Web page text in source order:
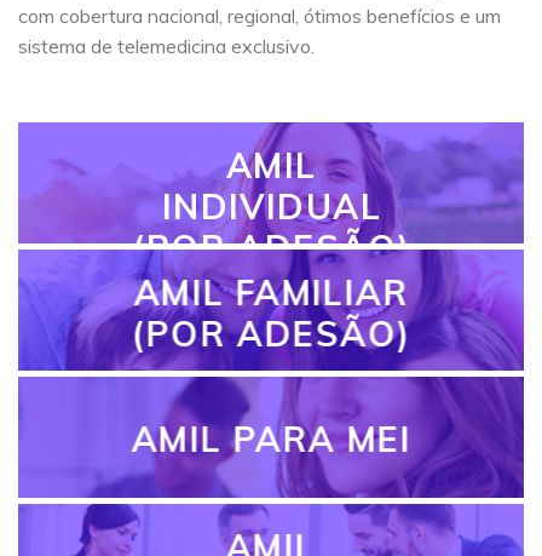
com cobertura nacional, regional, ótimos benefícios e um
sistema de telemedicina exclusivo.
AMIL
INDIVIDUAL
(POR ADESÃO)
AMIL FAMILIAR
(POR ADESÃO)
AMIL PARA MEI
AMIL